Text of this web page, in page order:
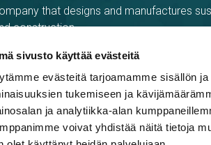
sivusto käyttää evästeitä
evästeitä tarjoamamme sisällön
tukemiseen ja
ja analytiikka-alan
voivat yhdistää näitä tietoja
that designs and manufactures
construction.